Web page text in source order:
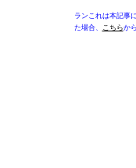
ランこれは本記事
た場合、
こちらか